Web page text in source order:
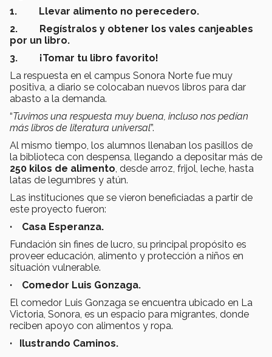
1. Llevar alimento no perecedero.
2. Regístralos y obtener los vales canjeables
por un libro.
3. ¡Tomar tu libro favorito!
La respuesta en el campus Sonora Norte fue muy
positiva, a diario se colocaban nuevos libros para dar
abasto a la demanda.
“Tuvimos una respuesta muy buena, incluso nos pedían
más libros de literatura universal”.
Al mismo tiempo, los alumnos llenaban los pasillos de
la biblioteca con despensa, llegando a depositar más de
250 kilos de alimento , desde arroz, frijol, leche, hasta
latas de legumbres y atún.
Las instituciones que se vieron beneficiadas a partir de
este proyecto fueron:
· Casa Esperanza.
Fundación sin fines de lucro, su principal propósito es
proveer educación, alimento y protección a niños en
situación vulnerable.
· Comedor Luis Gonzaga.
El comedor Luis Gonzaga se encuentra ubicado en La
Victoria, Sonora, es un espacio para migrantes, donde
reciben apoyo con alimentos y ropa.
· Ilustrando Caminos.